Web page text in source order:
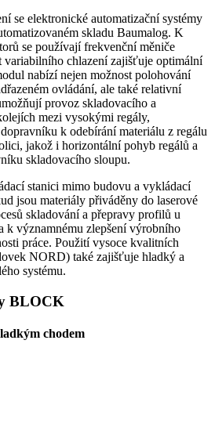
se elektronické automatizační systémy
skladu Baumalog. K
se používají frekvenční měniče
chlazení zajišťuje optimální
nabízí nejen možnost polohování
ovládání, ale také relativní
provoz skladovacího a
mezi vysokými regály,
k odebírání materiálu z regálu
jakož i horizontální pohyb regálů a
skladovacího sloupu.
stanici mimo budovu a vykládací
jsou materiály přiváděny do laserové
skladování a přepravy profilů u
k významnému zlepšení výrobního
práce. Použití vysoce kvalitních
NORD) také zajišťuje hladký a
systému.
BLOCK
chodem